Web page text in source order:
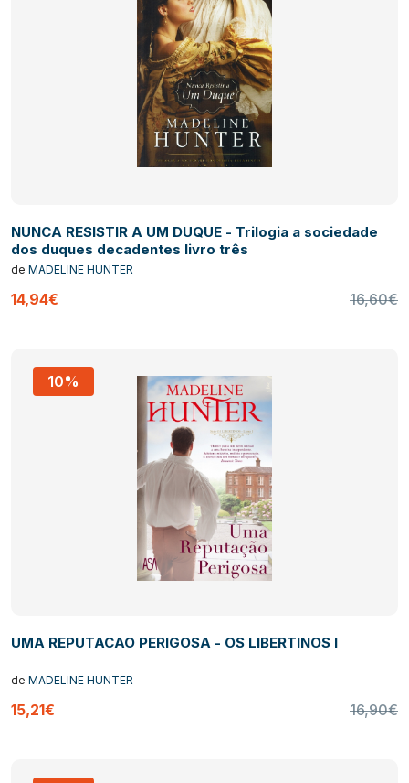
NUNCA RESISTIR A UM DUQUE - Trilogia a sociedade
dos duques decadentes livro três
de MADELINE HUNTER
14,94€ 16,60€
10%
UMA REPUTACAO PERIGOSA - OS LIBERTINOS I
de MADELINE HUNTER
15,21€ 16,90€